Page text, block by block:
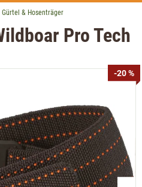
Gürtel & Hosenträger
Pro Tech
-20 %